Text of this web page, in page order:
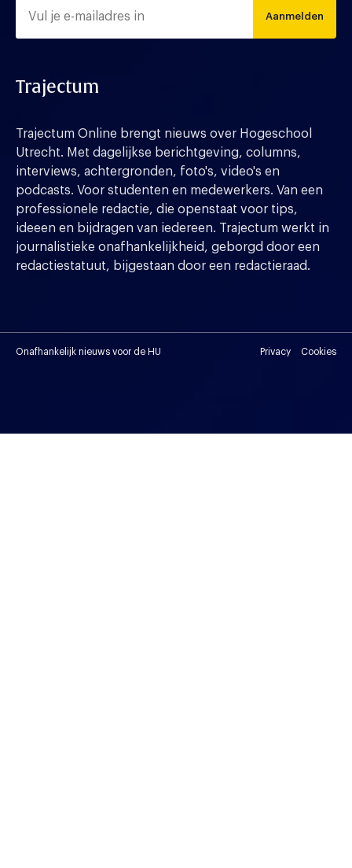
Aanmelden
Trajectum
Trajectum Online brengt nieuws over Hogeschool
Utrecht. Met dagelijkse berichtgeving, columns,
interviews, achtergronden, foto's, video's en
podcasts. Voor studenten en medewerkers. Van een
professionele redactie, die openstaat voor tips,
ideeen en bijdragen van iedereen. Trajectum werkt in
journalistieke onafhankelijkheid, geborgd door een
redactiestatuut, bijgestaan door een redactieraad.
Onafhankelijk nieuws voor de HU Privacy Cookies